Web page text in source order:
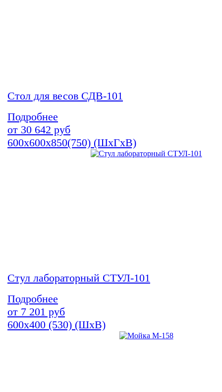
Стол для весов СДВ-101
Подробнее
от 30 642 руб
600х600х850(750) (ШхГхВ)
Стул лабораторный СТУЛ-101
Подробнее
от 7 201 руб
600х400 (530) (ШхВ)